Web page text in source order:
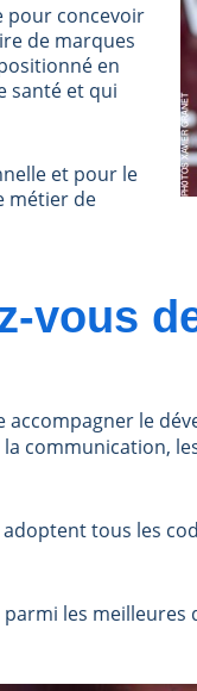
pour concevoir
de marques
en
santé et qui
et pour le
métier de
vous
le
communication,
tous les
les meilleures